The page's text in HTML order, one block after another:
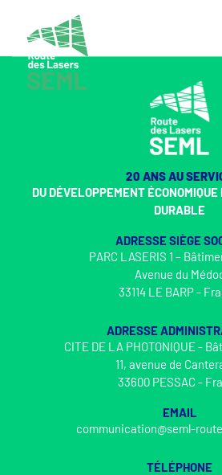
20 ANS AU
DU DÉVELOPPEMENT ÉCONOMIQUE
DURABLE
ADRESSE SIÈGE
PARC LASERIS 1 –
Avenue du
33114 LE BARP -
ADRESSE
CITE DE LA PHOTONIQUE -
11, avenue de
33600 PESSAC -
EMAIL
communication@seml-
TÉLÉPHONE